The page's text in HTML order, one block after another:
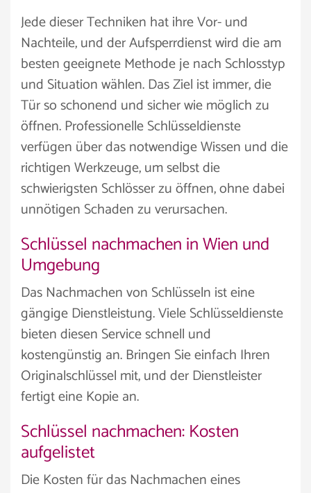
Jede dieser Techniken hat ihre Vor- und
Nachteile, und der Aufsperrdienst wird die am
besten geeignete Methode je nach Schlosstyp
und Situation wählen. Das Ziel ist immer, die
Tür so schonend und sicher wie möglich zu
öffnen. Professionelle Schlüsseldienste
verfügen über das notwendige Wissen und die
richtigen Werkzeuge, um selbst die
schwierigsten Schlösser zu öffnen, ohne dabei
unnötigen Schaden zu verursachen.
Schlüssel nachmachen in Wien und
Umgebung
Das Nachmachen von Schlüsseln ist eine
gängige Dienstleistung. Viele Schlüsseldienste
bieten diesen Service schnell und
kostengünstig an. Bringen Sie einfach Ihren
Originalschlüssel mit, und der Dienstleister
fertigt eine Kopie an.
Schlüssel nachmachen: Kosten
aufgelistet
Die Kosten für das Nachmachen eines